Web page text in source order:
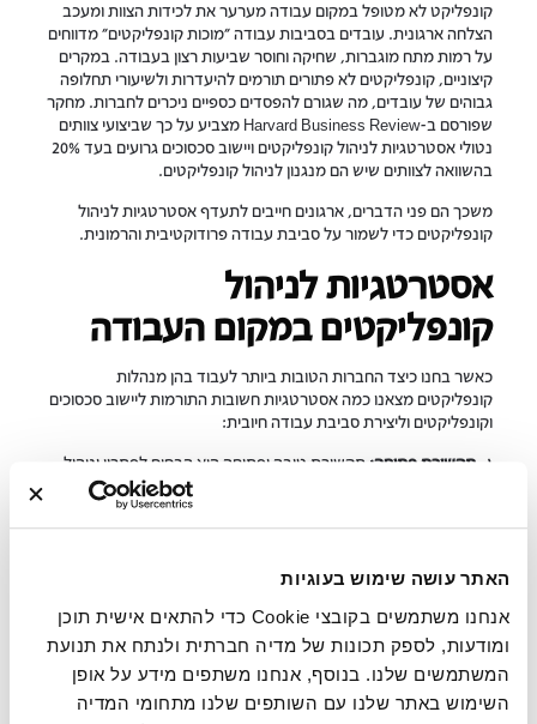
האתר עושה שימוש בעוגיות
אנחנו משתמשים בקובצי Cookie כדי להתאים אישית תוכן
ומודעות, לספק תכונות של מדיה חברתית ולנתח את תנועת
המשתמשים שלנו. בנוסף, אנחנו משתפים מידע על אופן
השימוש באתר שלנו עם השותפים שלנו מתחומי המדיה
קונפליקט לא מטופל במקום עבודה מערער את לכידות הצוות ומעכב
הצלחה ארגונית. עובדים בסביבות עבודה "מוכות קונפליקטים" מדווחים
על רמות מתח מוגברות, שחיקה וחוסר שביעות רצון בעבודה. במקרים
קיצוניים, קונפליקטים לא פתורים תורמים להיעדרות ולשיעורי תחלופה
גבוהים של עובדים, מה שגורם להפסדים כספיים ניכרים לחברות. מחקר
שפורסם ב-Harvard Business Review מצביע על כך שביצועי צוותים
נטולי אסטרטגיות לניהול קונפליקטים ויישוב סכסוכים גרועים בעד 20%
בהשוואה לצוותים שיש הם מנגנון לניהול קונפליקטים.
משכך הם פני הדברים, ארגונים חייבים לתעדף אסטרטגיות לניהול
קונפליקטים כדי לשמור על סביבת עבודה פרודוקטיבית והרמונית.
אסטרטגיות לניהול
קונפליקטים במקום העבודה
כאשר בחנו כיצד החברות הטובות ביותר לעבוד בהן מנהלות
קונפליקטים מצאנו כמה אסטרטגיות חשובות התורמות ליישוב סכסוכים
וקונפליקטים וליצירת סביבת עבודה חיובית:
⤾ תקשורת פתוחה: תקשורת טובה ופתוחה היא הבסיס לפתרון וניהול
קונפליקטים בעבודה. ארגונים הנמנים על רשימת החברות הטובות
ביותר לעבוד בהן מעודדים את עובדיהם להביע את מחשבויתיהם
וחששותיהם בגלוי כדי למנוע אי הבנות וכדי לבנות אמון. הם מקפידים
פתוחה, ויוצרים פלטפורמות להעלאת תלונות ולדיון בפתרונות. על ידי
קונפליקטים בטרם הם מסלימים.
אם ניקח לדוגמה את רשת המסעדות "
ב
רשימת החברות הטובות ביותר לעבוד בהן של Great Place To Work
לשנת 2023
, נראה כי תקשורת פתוחה היא נר לרגלם. תוכנית "My